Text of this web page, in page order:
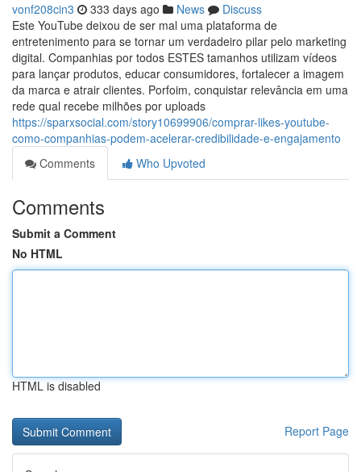
vonf208cin3 333 days ago News
Discuss
Este YouTube deixou de ser mal uma plataforma de
entretenimento para se tornar um verdadeiro pilar pelo marketing
digital. Companhias por todos ESTES tamanhos utilizam vídeos
para lançar produtos, educar consumidores, fortalecer a imagem
da marca e atrair clientes. Porfoim, conquistar relevância em uma
rede qual recebe milhões por uploads
https://sparxsocial.com/story10699906/comprar-likes-youtube-
como-companhias-podem-acelerar-credibilidade-e-engajamento
Comments
Who Upvoted
Comments
Submit a Comment
No HTML
HTML is disabled
Report Page